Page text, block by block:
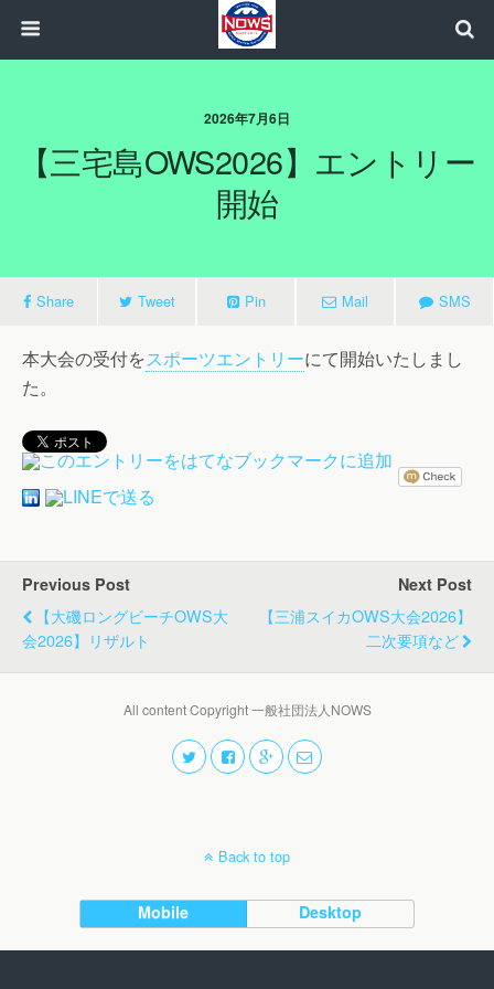
2026年7月6日
【三宅島OWS2026】エントリー
開始
Share Tweet Pin Mail SMS
本大会の受付をスポーツエントリーにて開始いたしまし
た。
Previous Post
【大磯ロングビーチOWS大
会2026】リザルト
Next Post
【三浦スイカOWS大会2026】
二次要項など
All content Copyright 一般社団法人NOWS
Back to top
Mobile Desktop